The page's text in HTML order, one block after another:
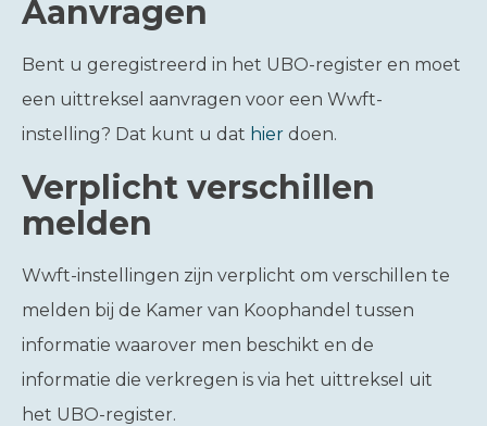
Aanvragen
Bent u geregistreerd in het UBO-register en moet
een uittreksel aanvragen voor een Wwft-
instelling? Dat kunt u dat hier doen.
Verplicht verschillen
melden
Wwft-instellingen zijn verplicht om verschillen te
melden bij de Kamer van Koophandel tussen
informatie waarover men beschikt en de
informatie die verkregen is via het uittreksel uit
het UBO-register.